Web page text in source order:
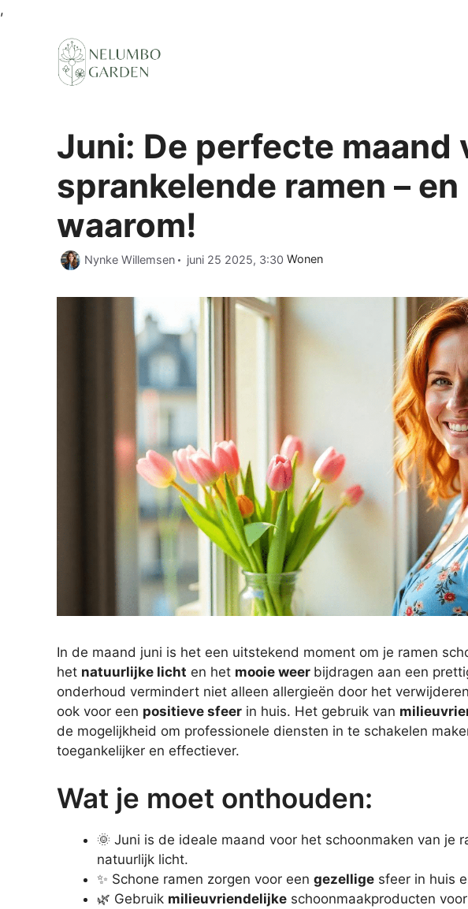
,
Juni: De perfecte maand
sprankelende ramen –
waarom!
Nynke Willemsen juni 25 2025, 3:30 Categorieën
Wonen
In de maand juni is het een uitstekend moment om je ramen
het natuurlijke licht en het mooie weer bijdragen aan een
onderhoud vermindert niet alleen allergieën door het
ook voor een positieve sfeer in huis. Het gebruik van
de mogelijkheid om professionele diensten in te schakelen
toegankelijker en effectiever.
Wat je moet onthouden:
🌞 Juni is de ideale maand voor het schoonmaken van je
natuurlijk licht.
✨ Schone ramen zorgen voor een gezellige sfeer in huis
🌿 Gebruik milieuvriendelijke schoonmaakproducten